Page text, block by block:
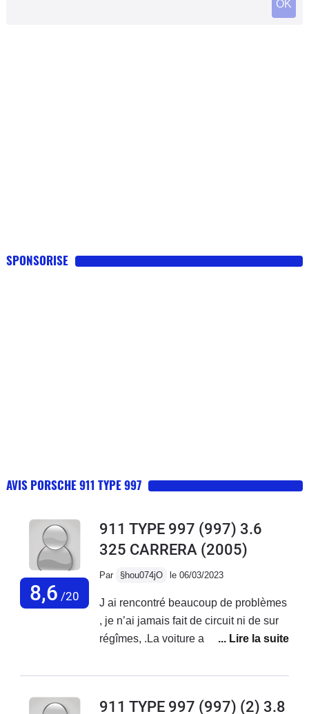
SPONSORISE
AVIS PORSCHE 911 TYPE 997
8,6 /20
911 TYPE 997 (997) 3.6
325 CARRERA (2005)
Par §hou074jO le 06/03/2023
J ai rencontré beaucoup de problèmes
, je n’ai jamais fait de circuit ni de sur
régîmes, .La voiture a toujours été
participé à une prise en charges des
remorquée deux fois ,( je conduit
911 TYPE 997 (997) (2) 3.8